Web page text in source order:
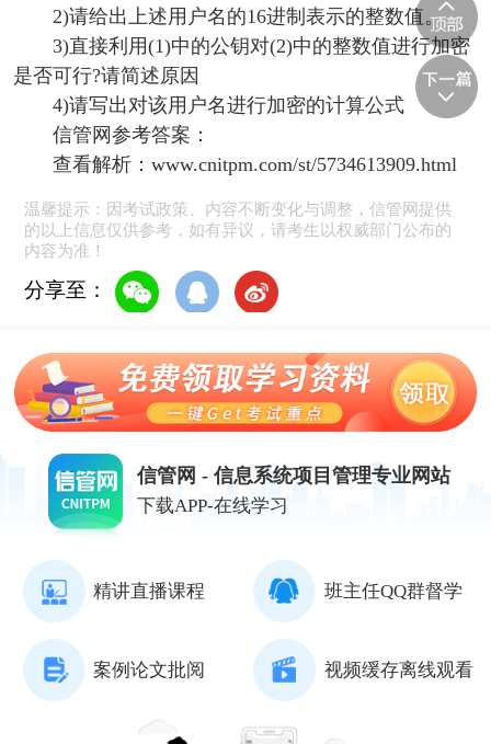
2)请给出上述用户名的16进制表示的整数值。
3)直接利用(1)中的公钥对(2)中的整数值进行加密
是否可行?请简述原因
4)请写出对该用户名进行加密的计算公式
信管网参考答案：
查看解析：www.cnitpm.com/st/5734613909.html
温馨提示：因考试政策、内容不断变化与调整，信管网提供
的以上信息仅供参考，如有异议，请考生以权威部门公布的
内容为准！
分享至：
信管网 - 信息系统项目管理专业网站
下载APP-在线学习
精讲直播课程 班主任QQ群督学
案例论文批阅 视频缓存离线观看